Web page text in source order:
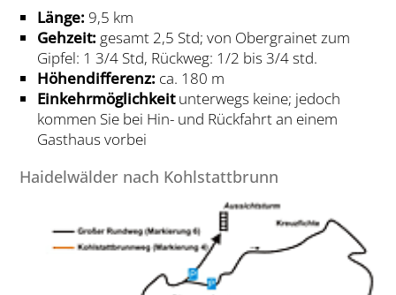
Länge: 9,5 km
Gehzeit: gesamt 2,5 Std; von Obergrainet zum
Gipfel: 1 3/4 Std, Rückweg: 1/2 bis 3/4 std.
Höhendifferenz: ca. 180 m
Einkehrmöglichkeitunterwegs keine; jedoch
kommen Sie bei Hin- und Rückfahrt an einem
Gasthaus vorbei
Haidelwälder nach Kohlstattbrunn